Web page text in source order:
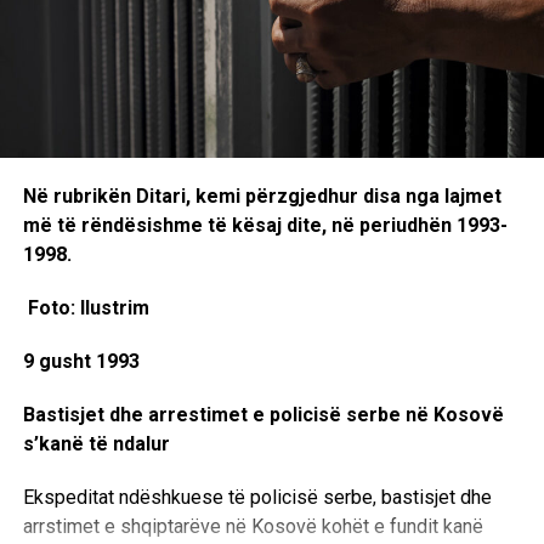
Në rubrikën Ditari, kemi përzgjedhur disa nga lajmet
më të rëndësishme të kësaj dite, në periudhën 1993-
1998.
Foto: Ilustrim
9 gusht 1993
Bastisjet dhe arrestimet e policisë serbe në Kosovë
s’kanë të ndalur
Ekspeditat ndëshkuese të policisë serbe, bastisjet dhe
arrstimet e shqiptarëve në Kosovë kohët e fundit kanë